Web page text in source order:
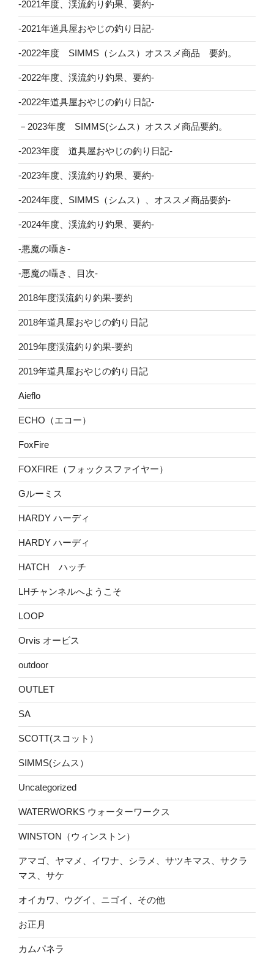
-2021年度、渓流釣り釣果、要約-
-2021年道具屋おやじの釣り日記-
-2022年度 SIMMS（シムス）オススメ商品 要約。
-2022年度、渓流釣り釣果、要約-
-2022年道具屋おやじの釣り日記-
－2023年度 SIMMS(シムス）オススメ商品要約。
-2023年度 道具屋おやじの釣り日記-
-2023年度、渓流釣り釣果、要約-
-2024年度、SIMMS（シムス）、オススメ商品要約-
-2024年度、渓流釣り釣果、要約-
-悪魔の囁き-
-悪魔の囁き、目次-
2018年度渓流釣り釣果-要約
2018年道具屋おやじの釣り日記
2019年度渓流釣り釣果-要約
2019年道具屋おやじの釣り日記
Aieflo
ECHO（エコー）
FoxFire
FOXFIRE（フォックスファイヤー）
Gルーミス
HARDY ハーディ
HARDY ハーディ
HATCH ハッチ
LHチャンネルへようこそ
LOOP
Orvis オービス
outdoor
OUTLET
SA
SCOTT(スコット）
SIMMS(シムス）
Uncategorized
WATERWORKS ウォーターワークス
WINSTON（ウィンストン）
アマゴ、ヤマメ、イワナ、シラメ、サツキマス、サクラ
マス、サケ
オイカワ、ウグイ、ニゴイ、その他
お正月
カムパネラ